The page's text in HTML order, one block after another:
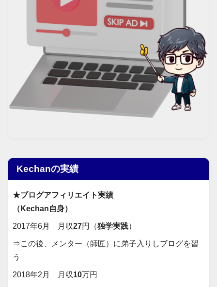
Kechanの実績
★ブログアフィリエイト実績
（Kechan自身）
2017年6月 月収27円（独学実践）
⇒この後、メンター（師匠）に弟子入りしブログを習
う
2018年2月 月収10万円